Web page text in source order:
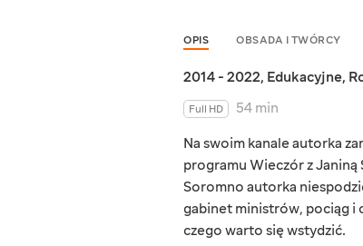
OPIS OBSADA I TWÓRCY
2014 - 2022, Edukacyjne,
Full HD
54 min
Na swoim kanale autorka
programu Wieczór z
Soromno autorka
gabinet ministrów, pociąg i
czego warto się wstydzić.